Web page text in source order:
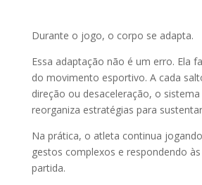
Durante o jogo, o corpo se adapta.
Essa adaptação não é um erro. Ela
do movimento esportivo. A cada
direção ou desaceleração, o
reorganiza estratégias para
Na prática, o atleta continua
gestos complexos e respondendo
partida.